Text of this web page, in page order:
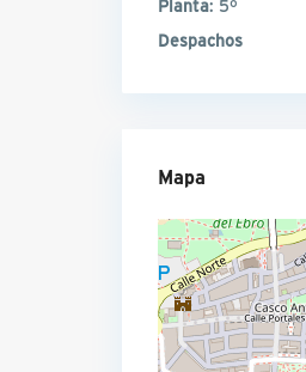
Planta: 5º
Despachos
Mapa